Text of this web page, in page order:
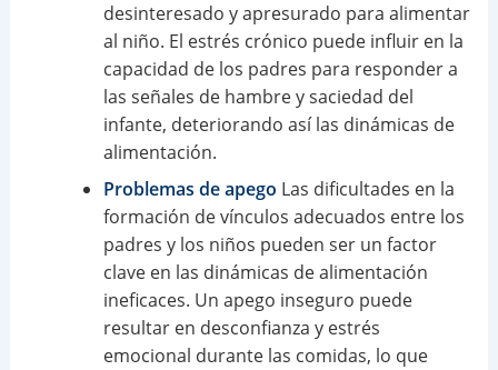
desinteresado y apresurado para alimentar
al niño. El estrés crónico puede influir en la
capacidad de los padres para responder a
las señales de hambre y saciedad del
infante, deteriorando así las dinámicas de
alimentación.
Problemas de apego Las dificultades en la
formación de vínculos adecuados entre los
padres y los niños pueden ser un factor
clave en las dinámicas de alimentación
ineficaces. Un apego inseguro puede
resultar en desconfianza y estrés
emocional durante las comidas, lo que